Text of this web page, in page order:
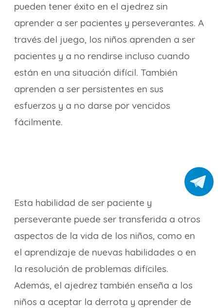
pueden tener éxito en el ajedrez sin
aprender a ser pacientes y perseverantes. A
través del juego, los niños aprenden a ser
pacientes y a no rendirse incluso cuando
están en una situación difícil. También
aprenden a ser persistentes en sus
esfuerzos y a no darse por vencidos
fácilmente.
Esta habilidad de ser paciente y
perseverante puede ser transferida a otros
aspectos de la vida de los niños, como en
el aprendizaje de nuevas habilidades o en
la resolución de problemas difíciles.
Además, el ajedrez también enseña a los
niños a aceptar la derrota y aprender de